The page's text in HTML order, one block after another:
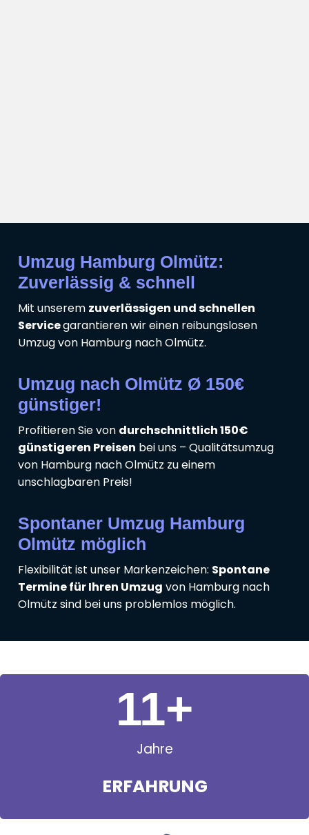
Umzug Hamburg Olmütz:
Zuverlässig & schnell
Mit unserem zuverlässigen und schnellen
Servicegarantieren wir einen reibungslosen
Umzug von Hamburg nach Olmütz.
Umzug nach Olmütz Ø 150€
günstiger!
Profitieren Sie von durchschnittlich 150€
günstigeren Preisen bei uns – Qualitätsumzug
von Hamburg nach Olmütz zu einem
unschlagbaren Preis!
Spontaner Umzug Hamburg
Olmütz möglich
Flexibilität ist unser Markenzeichen: Spontane
Termine für Ihren Umzug von Hamburg nach
Olmütz sind bei uns problemlos möglich.
Jahre
ERFAHRUNG
11+